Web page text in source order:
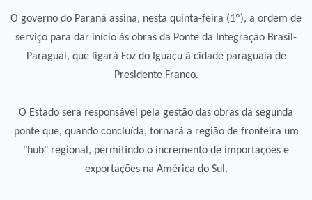
O governo do Paraná assina, nesta quinta-feira (1º), a ordem de
serviço para dar início às obras da Ponte da Integração Brasil-
Paraguai, que ligará Foz do Iguaçu à cidade paraguaia de
Presidente Franco.
O Estado será responsável pela gestão das obras da segunda
ponte que, quando concluída, tornará a região de fronteira um
"hub" regional, permitindo o incremento de importações e
exportações na América do Sul.